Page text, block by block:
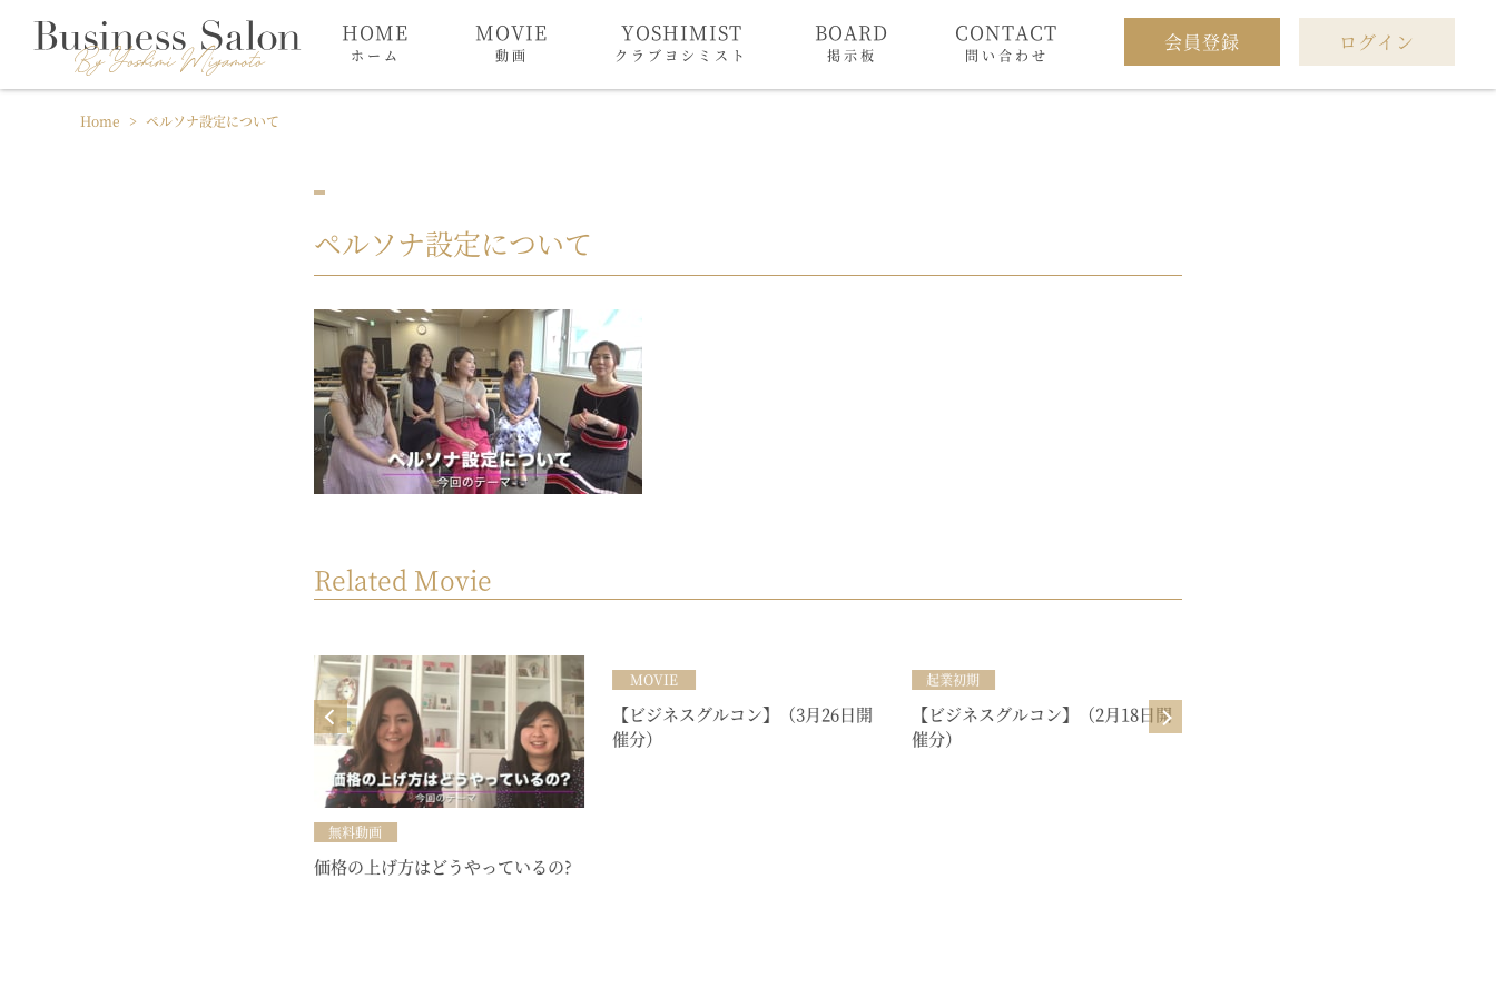
HOME
ホーム
MOVIE
動画
YOSHIMIST
クラブヨシミスト
BOARD
掲示板
CONTACT
問い合わせ
会員登録 ログイン
Home > ペルソナ設定について
ペルソナ設定について
Related Movie
無料動画
価格の上げ方はどうやっているの?
MOVIE
【ビジネスグルコン】（3月26日開
催分）
起業初期
【ビジネスグルコン】（2月18日開
催分）